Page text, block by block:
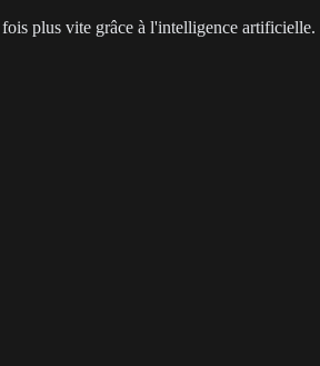
plus vite grâce à l'intelligence artificielle.